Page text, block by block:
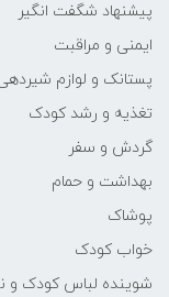
مناسب
آزاردهنده
تنوع رنگ:
۷ رنگ
پیشنهاد شگفت انگیر
ایمنی و مراقبت
پستانک و لوازم
تغذیه و رشد کودک
گردش و سفر
بهداشت و حمام
پوشاک
خواب کودک
شوینده لباس کودک و